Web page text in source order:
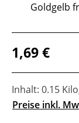
Goldgelb
Regulärer Preis:
1,69 €
Inhalt: 0.15
Preise inkl.